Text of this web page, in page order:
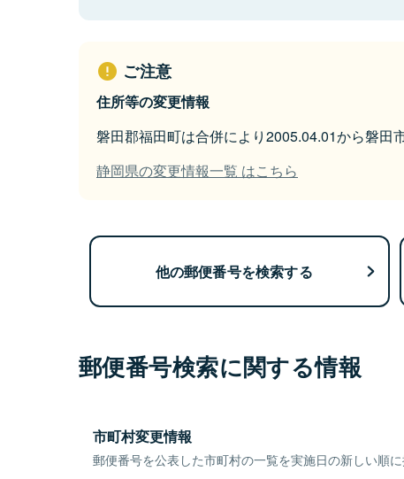
ご注意
住所等の変更情報
磐田郡福田町は合併により2005.04.01から磐田
静岡県の変更情報一覧 はこちら
他の郵便番号を検索する
郵便番号検索に関する情報
市町村変更情報
郵便番号を公表した市町村の一覧を実施日の新しい順に